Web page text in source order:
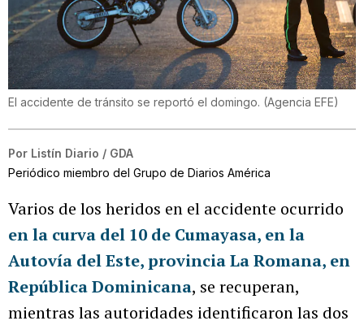
El accidente de tránsito se reportó el domingo. (Agencia EFE)
Por Listín Diario / GDA
Periódico miembro del Grupo de Diarios América
Varios de los heridos en el accidente ocurrido
en la curva del 10 de Cumayasa, en la
Autovía del Este, provincia La Romana, en
República Dominicana, se recuperan,
mientras las autoridades identificaron las dos